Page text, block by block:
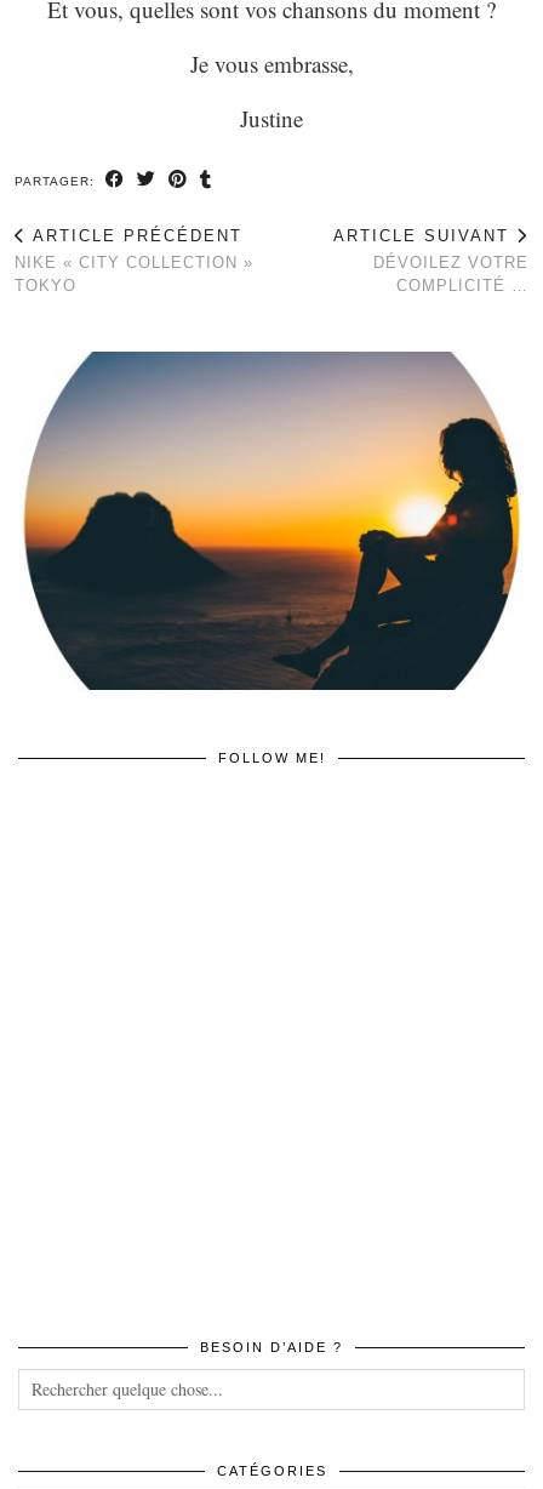
Et vous, quelles sont vos chansons du moment ?
Je vous embrasse,
Justine
PARTAGER:
ARTICLE PRÉCÉDENT
NIKE « CITY COLLECTION »
TOKYO
ARTICLE SUIVANT
DÉVOILEZ VOTRE
COMPLICITÉ …
FOLLOW ME!
BESOIN D’AIDE ?
CATÉGORIES